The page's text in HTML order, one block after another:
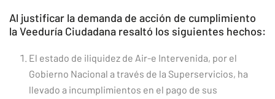
Al justificar la demanda de acción de cumplimiento
la Veeduría Ciudadana resaltó los siguientes hechos:
El estado de iliquidez de Air-e Intervenida, por el
Gobierno Nacional a través de la Superservicios, ha
llevado a incumplimientos en el pago de sus